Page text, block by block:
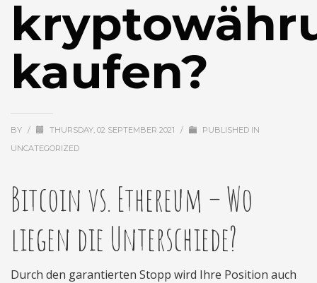
kaufen?
BY / THURSDAY, 02 SEPTEMBER 2021 /
PUBLISHED IN
UNCATEGORIZED
Bitcoin vs. Ethereum – Wo
liegen die Unterschiede?
Durch den garantierten Stopp wird Ihre Position auch